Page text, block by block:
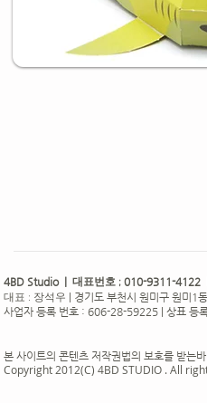
4BD Studio | 대표번호 ; 010-9311-4122
대표 : 장석우
경기도 부천시 원미구 원미1
사업자 등록 번호 : 606-28-59225 | 상표 등
본 사이트의 콘텐츠 저작권법의 보호를 받는
Copyright 2012(C) 4BD STUDIO . All